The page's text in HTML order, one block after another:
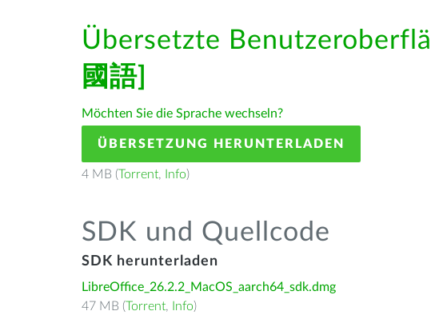
Übersetzte
國語]
Möchten Sie die Sprache wechseln?
ÜBERSETZUNG HERUNTERLADEN
4 MB (Torrent, Info)
SDK und Quellcode
SDK herunterladen
LibreOffice_26.2.2_MacOS_aarch64_sdk.dmg
47 MB (Torrent, Info)